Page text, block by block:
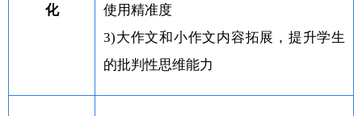
化
使用精准度
3)大作文和小作文内容拓展，提升学生
的批判性思维能力